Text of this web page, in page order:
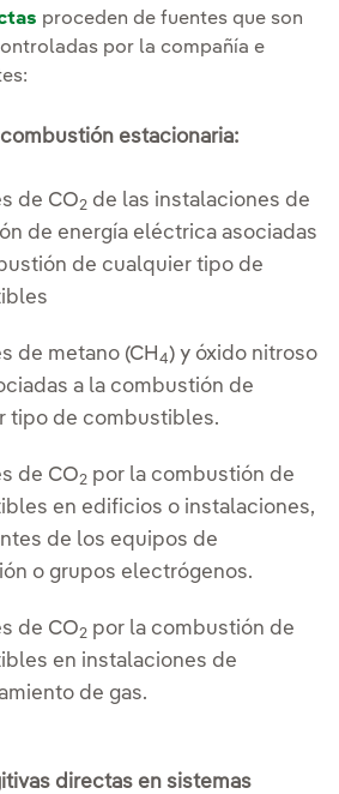
proceden de fuentes que son
por la compañía e
estacionaria:
de CO2 de las instalaciones de
de energía eléctrica asociadas
de cualquier tipo de
de metano (CH 4) y óxido nitroso
a la combustión de
tipo de combustibles.
de CO2 por la combustión de
en edificios o instalaciones,
de los equipos de
o grupos electrógenos.
de CO2 por la combustión de
en instalaciones de
de gas.
directas en sistemas